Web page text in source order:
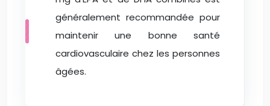
généralement recommandée pour
maintenir une bonne santé
cardiovasculaire chez les personnes
âgées.